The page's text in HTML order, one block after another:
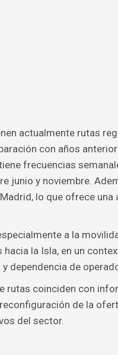
actualmente rutas
con años
frecuencias
junio y noviembre.
lo que ofrece
a la
la Isla, en un
dependencia de
rutas coinciden con
de la
del sector.